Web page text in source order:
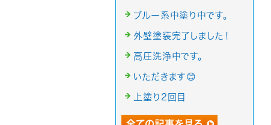
ブルー系中塗り中です。
外壁塗装完了しました！
高圧洗浄中です。
いただきます😊
上塗り2回目